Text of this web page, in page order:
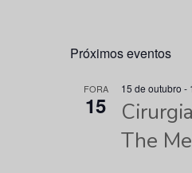
Próximos eventos
FORA
15
15 de outubro -
The